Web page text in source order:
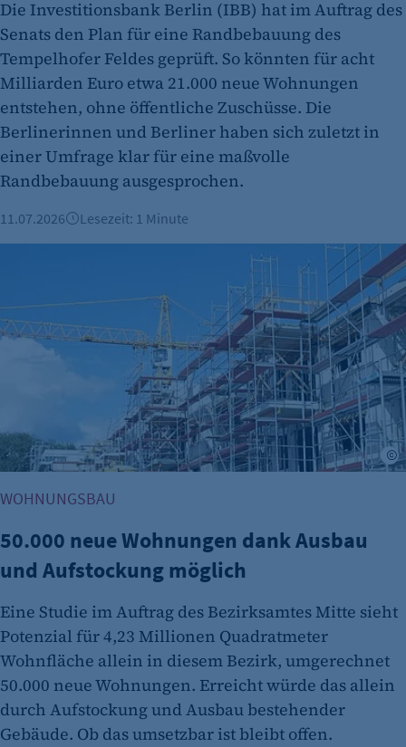
Die Investitionsbank Berlin (IBB) hat im Auftrag des
Senats den Plan für eine Randbebauung des
Tempelhofer Feldes geprüft. So könnten für acht
Milliarden Euro etwa 21.000 neue Wohnungen
entstehen, ohne öffentliche Zuschüsse. Die
Berlinerinnen und Berliner haben sich zuletzt in
einer Umfrage klar für eine maßvolle
Randbebauung ausgesprochen.
11.07.2026 Lesezeit: 1 Minute
50.000 neue Wohnungen dank Ausbau und Aufstockung
WOHNUNGSBAU
50.000 neue Wohnungen dank Ausbau
und Aufstockung möglich
Eine Studie im Auftrag des Bezirksamtes Mitte sieht
Potenzial für 4,23 Millionen Quadratmeter
Wohnfläche allein in diesem Bezirk, umgerechnet
50.000 neue Wohnungen. Erreicht würde das allein
durch Aufstockung und Ausbau bestehender
Gebäude. Ob das umsetzbar ist bleibt offen.